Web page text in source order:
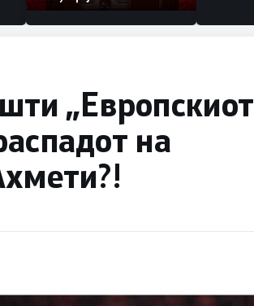
„Европскиот
на